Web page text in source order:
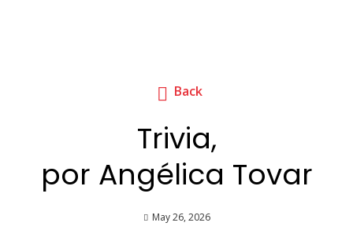
Back
Trivia,
por Angélica Tovar
May 26, 2026